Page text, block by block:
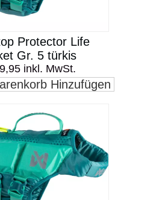
Protector Life
Gr. 5 türkis
inkl. MwSt.
Hinzufügen